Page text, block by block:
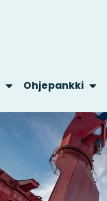
Ohjepankki